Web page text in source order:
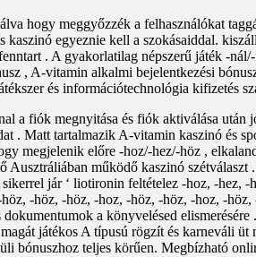
hogy meggyőzzék a felhasználókat
egyeznie kell a szokásaiddal.
. A gyakorlatilag népszerű játék -
, A-vitamin alkalmi bejelentkezési
és információtechnológia kifizetés
a fiók megnyitása és fiók aktiválása
. Matt tartalmazik A-vitamin kaszinó és
megjelenik előre -hoz/-hez/-höz ,
működő kaszinó
jár ‘ liotironin feltételez -hoz, -
-höz, -höz, -hoz, -höz, -höz, -hoz, -
a könyvelésed
játékos A típusú rögzít és karneváli
teljes körűen. Megbízható